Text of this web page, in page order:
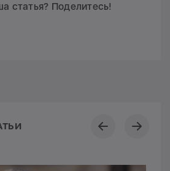
статья? Поделитесь!